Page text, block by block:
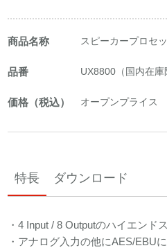
商品名称 スピーカープロセ
品番 UX8800（国内在庫
価格（税込） オープンプライス
特長 ダウンロード
・4 Input / 8 Outputのハイエン
・アナログ入力の他にAES/EBU